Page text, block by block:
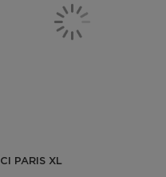
ICI PARIS XL